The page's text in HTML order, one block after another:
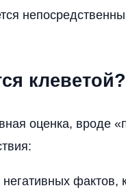
клеветой?
оценка, вроде
негативных